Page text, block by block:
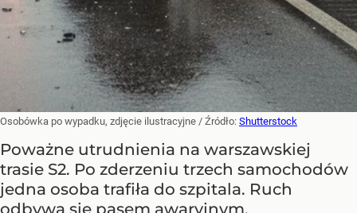
Osobówka po wypadku, zdjęcie ilustracyjne / Źródło: Shutterstock
Poważne utrudnienia na warszawskiej
trasie S2. Po zderzeniu trzech samochodów
jedna osoba trafiła do szpitala. Ruch